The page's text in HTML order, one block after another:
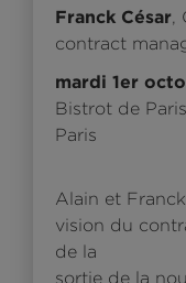
Franck César,
contract
mardi 1er
Bistrot de
Paris
Alain et
vision du
de la
sortie de la